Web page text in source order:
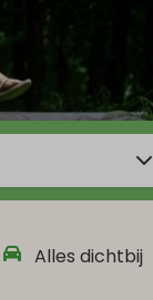
Alles dichtbij